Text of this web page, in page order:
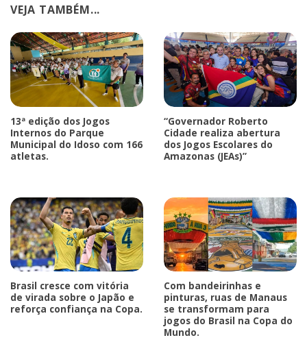
VEJA TAMBÉM...
13ª edição dos Jogos
Internos do Parque
Municipal do Idoso com 166
atletas.
“Governador Roberto
Cidade realiza abertura
dos Jogos Escolares do
Amazonas (JEAs)”
Brasil cresce com vitória
de virada sobre o Japão e
reforça confiança na Copa.
Com bandeirinhas e
pinturas, ruas de Manaus
se transformam para
jogos do Brasil na Copa do
Mundo.